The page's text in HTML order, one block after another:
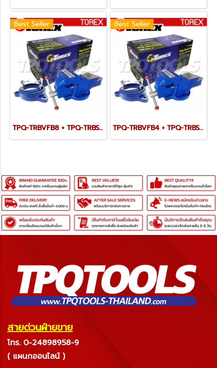
Best Seller
TPQ-TRBVFB8 + TPQ-TRBSWV8 ชุดปากกาจับชิ้นงาน 200 มม. (8") พร้อมฐานหมุน
Best Seller
TPQ-TRBVFB4 + TPQ-TRBSWV4 ชุดปากกาจับชิ้นงาน 100 มม. (4") พร้อมฐานหมุน
สายด่วนฝ่ายขาย
โทร. 0-24898958-9
( แผนกออนไลน์ )